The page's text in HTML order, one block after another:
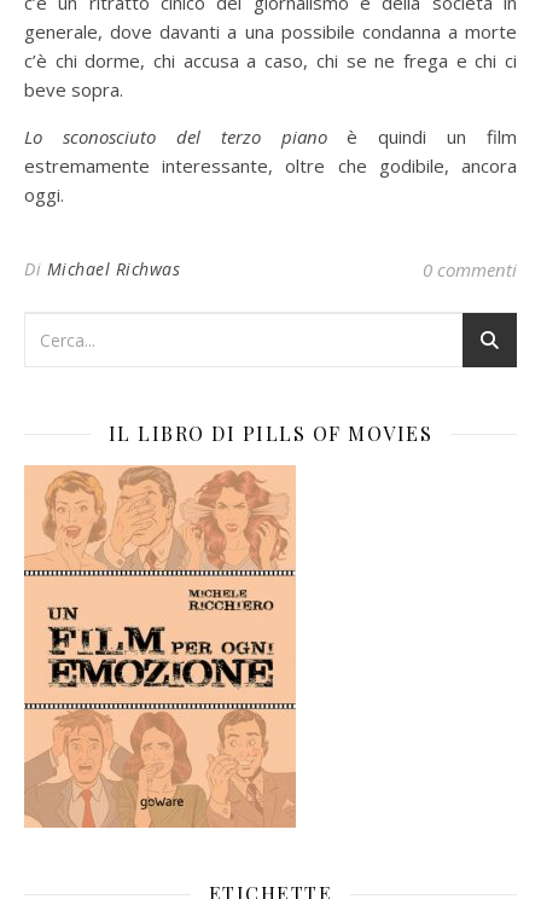
generale, dove davanti a una possibile condanna a morte
c’è chi dorme, chi accusa a caso, chi se ne frega e chi ci
beve sopra.
Lo sconosciuto del terzo
pianoè quindi un film
estremamente interessante, oltre che godibile, ancora
oggi.
Di Michael Richwas 0 commenti
IL LIBRO DI PILLS OF MOVIES
ETICHETTE